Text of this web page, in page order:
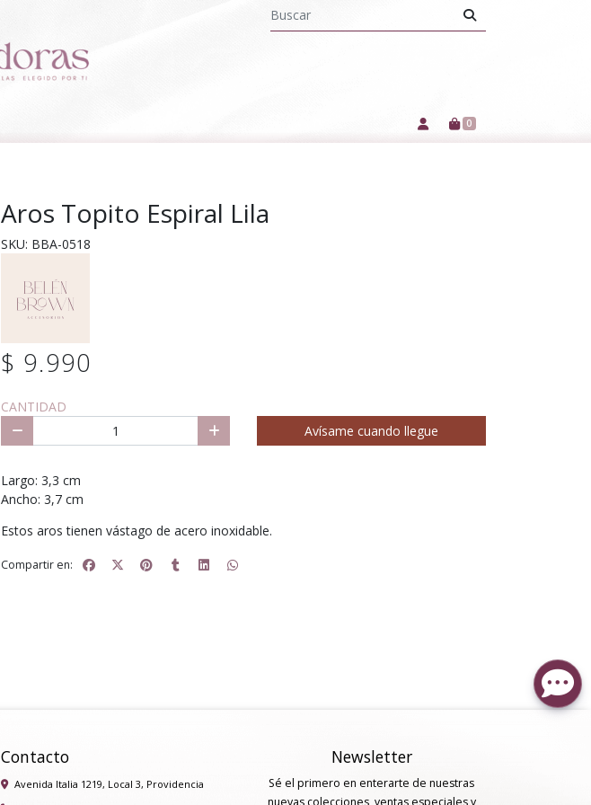
0
Aros Topito Espiral Lila
SKU: BBA-0518
$ 9.990
CANTIDAD
Avísame cuando llegue
Largo: 3,3 cm
Ancho: 3,7 cm
Estos aros tienen vástago de acero inoxidable.
Compartir en:
Contacto
Avenida Italia 1219, Local 3, Providencia
Newsletter
Sé el primero en enterarte de nuestras
nuevas colecciones, ventas especiales y